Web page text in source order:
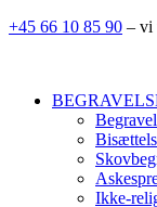
+45 66 10 85 90 – vi
Ikke-